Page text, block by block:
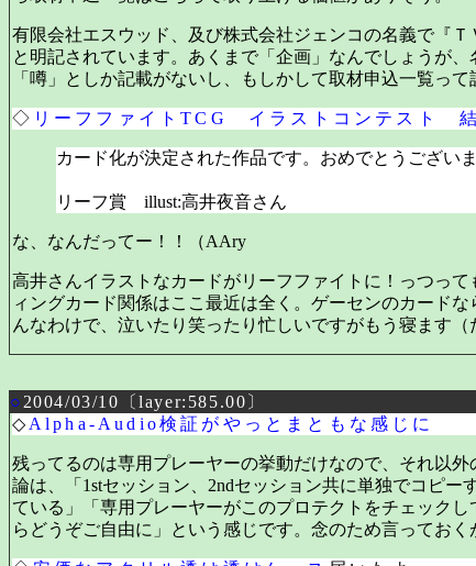
有限会社エスウッド、及び株式会社ジェンコの名義で『
と明記されています。あくまで「企画」なんでしょうが、
「噂」としか記載がないし、もしかして取材申込一覧っ
◇ リーフファイトTCG イラストコンテスト 結
カード化が決定された作品です。おめでとうございま
リーフ賞 illust:高井夜音さん
な、なんだってー！！（AAry
高井さんイラストなカードがリーフファイトに！っつっ
ィングカード関係はここ最近は全く。ゲーセンのカード
んなわけで、泣いたり笑ったり忙しいですがもう寝ます（
○ 2004/03/10〔layer:585.00〕
◇ Alpha-Audio検証がやっとまともな感じに
残ってるのは専用プレーヤーの挙動だけなので、それ以
論は、「1stセッション、2ndセッション共に単独でコピ
ている」「専用プレーヤーがこのプロテクトをチェック
らどうぞご自由に」という感じです。念のため言っておく